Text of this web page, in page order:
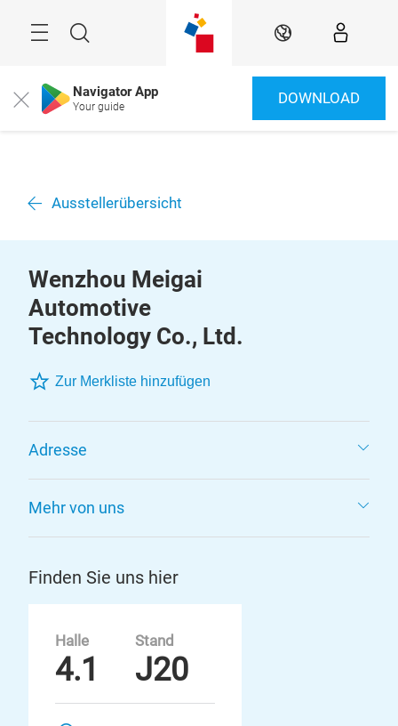
Suche DE
Close Navigator App
Your guide DOWNLOAD
Ausstellerübersicht
Wenzhou Meigai
Automotive
Technology Co., Ltd.
Zur Merkliste hinzufügen
Adresse
Mehr von uns
Finden Sie uns hier
Halle
4.1
Stand
J20